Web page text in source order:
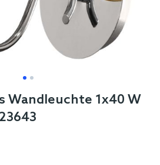
Wandleuchte 1x40 W